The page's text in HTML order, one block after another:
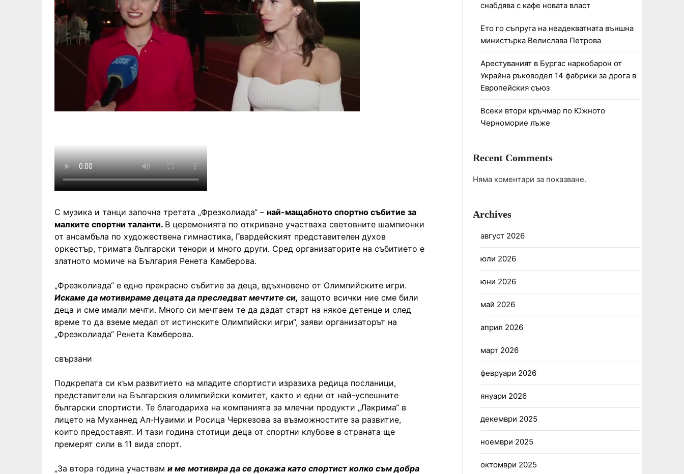
С музика и танци започна третата „Фрезколиада“ – най-мащабното спортно събитие за
малките спортни таланти. В церемонията по откриване участваха световните шампионки
от ансамбъла по художествена гимнастика, Гвардейският представителен духов
оркестър, тримата български тенори и много други. Сред организаторите на събитието е
златното момиче на България Ренета Камберова.
„Фрезколиада“ е едно прекрасно събитие за деца, вдъхновено от Олимпийските игри.
Искаме да мотивираме децата да преследват мечтите си, защото всички ние сме били
деца и сме имали мечти. Много си мечтаем те да дадат старт на някое детенце и след
време то да вземе медал от истинските Олимпийски игри“, заяви организаторът на
„Фрезколиада“ Ренета Камберова.
свързани
Подкрепата си към развитието на младите спортисти изразиха редица посланици,
представители на Българския олимпийски комитет, както и едни от най-успешните
български спортисти. Те благодариха на компанията за млечни продукти „Лакрима“ в
лицето на Муханнед Ал-Нуаими и Росица Черкезова за възможностите за развитие,
които предоставят. И тази година стотици деца от спортни клубове в страната ще
премерят сили в 11 вида спорт.
„За втора година участвам и ме мотивира да се докажа като спортист колко съм добра
снабдява с кафе новата власт
Ето го съпруга на неадекватната външна
министърка Велислава Петрова
Арестуваният в Бургас наркобарон от
Украйна ръководел 14 фабрики за дрога в
Европейския съюз
Всеки втори кръчмар по Южното
Черноморие лъже
Recent Comments
Няма коментари за показване.
Archives
август 2026
юли 2026
юни 2026
май 2026
април 2026
март 2026
февруари 2026
януари 2026
декември 2025
ноември 2025
октомври 2025